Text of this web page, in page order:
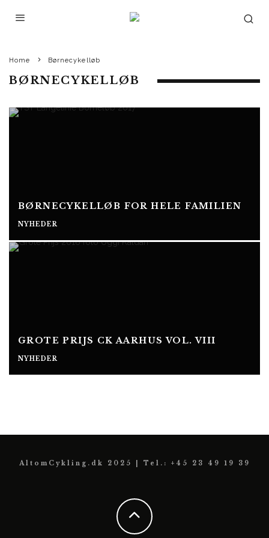
Home Børnecykelløb
BØRNECYKELLØB
BØRNECYKELLØB FOR HELE FAMILIEN
NYHEDER
GROTE PRIJS CK AARHUS VOL. VIII
NYHEDER
AltomCykling.dk 2025 | Tel.: +45 23 49 19 39